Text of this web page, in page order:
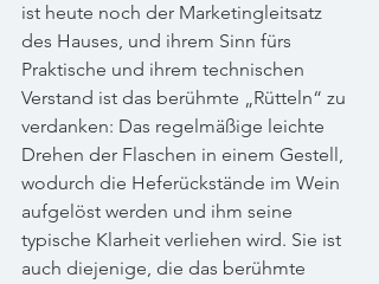
ist heute noch der Marketingleitsatz
des Hauses, und ihrem Sinn fürs
Praktische und ihrem technischen
Verstand ist das berühmte „Rütteln“ zu
verdanken: Das regelmäßige leichte
Drehen der Flaschen in einem Gestell,
wodurch die Heferückstände im Wein
aufgelöst werden und ihm seine
typische Klarheit verliehen wird. Sie ist
auch diejenige, die das berühmte